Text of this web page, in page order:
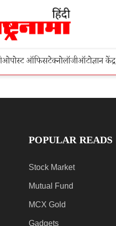
पोस्ट ऑफिसटेक्नोलॉजीऑटोज्ञान केंद्र
POPULAR READS
Stock Market
Mutual Fund
MCX Gold
Gadgets